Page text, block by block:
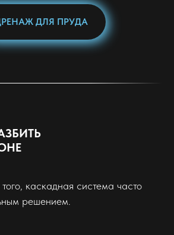
ДЛЯ ПРУДА
каскадная система часто
решением.